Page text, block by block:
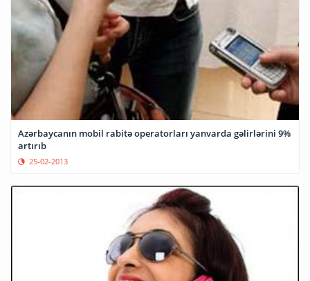
Azərbaycanın mobil rabitə operatorları yanvarda gəlirlərini 9%
artırıb
25-02-2013